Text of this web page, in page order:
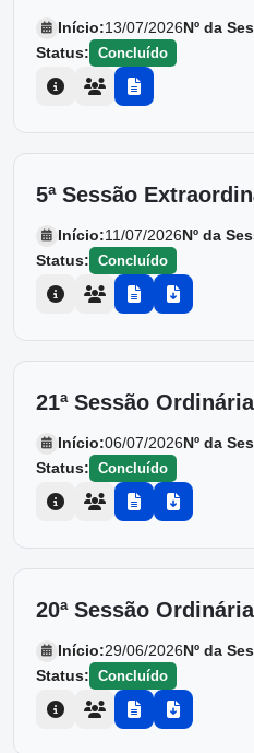
Início:13/07/2026Nº da
Status: Concluído
5ª Sessão
Início:11/07/2026Nº da
Status: Concluído
21ª Sessão
Início:06/07/2026Nº da
Status: Concluído
20ª Sessão
Início:29/06/2026Nº da
Status: Concluído